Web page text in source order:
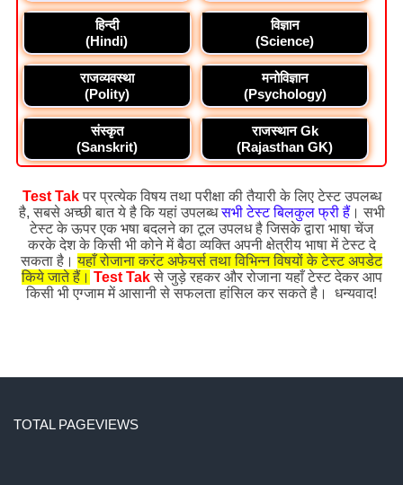
हिन्दी
(Hindi)
विज्ञान
(Science)
राजव्यवस्था
(Polity)
मनोविज्ञान
(Psychology)
संस्कृत
(Sanskrit)
राजस्थान Gk
(Rajasthan GK)
Test Takपर प्रत्येक विषय तथा परीक्षा की तैयारी के लिए टेस्ट उपलब्ध
है, सबसे अच्छी बात ये है कि यहां उपलब्धसभी टेस्ट बिलकुल फ्री हैं। सभी
टेस्ट के ऊपर एक भषा बदलने का टूल उपलध है जिसके द्वारा भाषा चेंज
करके देश के किसी भी कोने में बैठा व्यक्ति अपनी क्षेत्रीय भाषा में टेस्ट दे
सकता है।यहाँ रोजाना करंट अफेयर्स तथा विभिन्न विषयों के टेस्ट अपडेट
किये जाते हैं। Test Takसे जुड़े रहकर और रोजाना यहाँ टेस्ट देकर आप
किसी भी एग्जाम में आसानी से सफलता हांसिल कर सकते है। धन्यवाद!
TOTAL PAGEVIEWS